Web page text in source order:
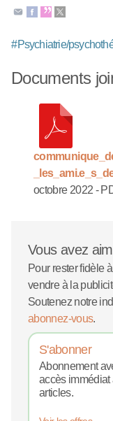
#Psychiatrie/
Documents
octobre 2022 -
Vous avez
Pour rester fidèle
vendre à la
Soutenez notre
abonnez-vous.
S'abonner
Abonnement
accès immédiat
articles.